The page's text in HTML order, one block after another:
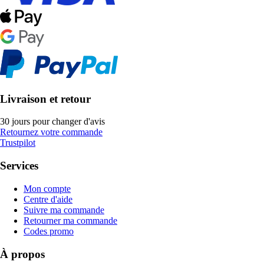
Livraison et retour
30 jours pour changer d'avis
Retournez votre commande
Trustpilot
Services
Mon compte
Centre d'aide
Suivre ma commande
Retourner ma commande
Codes promo
À propos